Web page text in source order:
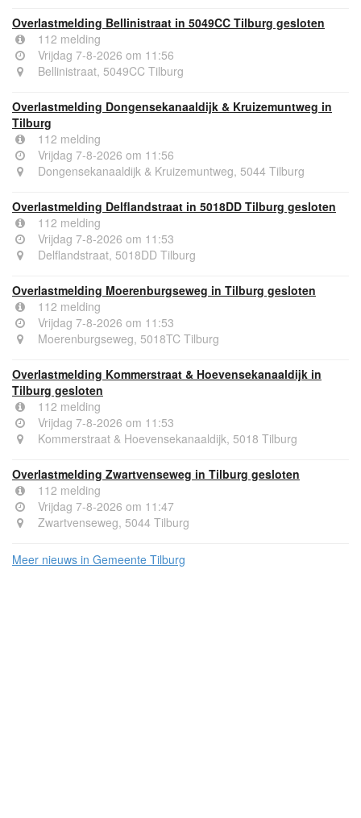
Overlastmelding Bellinistraat in 5049CC Tilburg gesloten
112 melding
Vrijdag 7-8-2026 om 11:56
Bellinistraat, 5049CC Tilburg
Overlastmelding Dongensekanaaldijk & Kruizemuntweg in
Tilburg
112 melding
Vrijdag 7-8-2026 om 11:56
Dongensekanaaldijk & Kruizemuntweg, 5044 Tilburg
Overlastmelding Delflandstraat in 5018DD Tilburg gesloten
112 melding
Vrijdag 7-8-2026 om 11:53
Delflandstraat, 5018DD Tilburg
Overlastmelding Moerenburgseweg in Tilburg gesloten
112 melding
Vrijdag 7-8-2026 om 11:53
Moerenburgseweg, 5018TC Tilburg
Overlastmelding Kommerstraat & Hoevensekanaaldijk in
Tilburg gesloten
112 melding
Vrijdag 7-8-2026 om 11:53
Kommerstraat & Hoevensekanaaldijk, 5018 Tilburg
Overlastmelding Zwartvenseweg in Tilburg gesloten
112 melding
Vrijdag 7-8-2026 om 11:47
Zwartvenseweg, 5044 Tilburg
Meer nieuws in Gemeente Tilburg